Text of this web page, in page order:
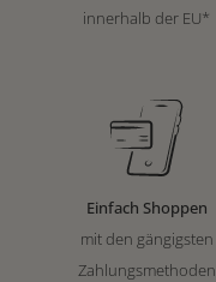
innerhalb der EU*
Einfach Shoppen
mit den gängigsten
Zahlungsmethoden